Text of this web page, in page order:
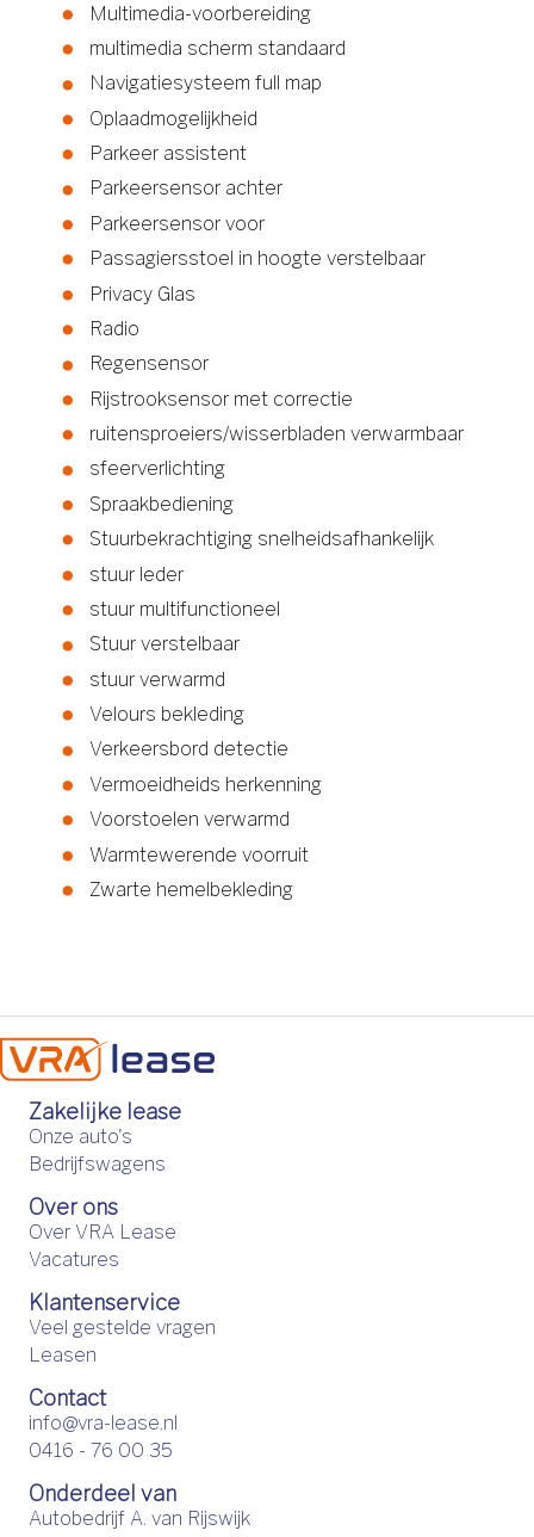
Multimedia-voorbereiding
multimedia scherm standaard
Navigatiesysteem full map
Oplaadmogelijkheid
Parkeer assistent
Parkeersensor achter
Parkeersensor voor
Passagiersstoel in hoogte verstelbaar
Privacy Glas
Radio
Regensensor
Rijstrooksensor met correctie
ruitensproeiers/wisserbladen verwarmbaar
sfeerverlichting
Spraakbediening
Stuurbekrachtiging snelheidsafhankelijk
stuur leder
stuur multifunctioneel
Stuur verstelbaar
stuur verwarmd
Velours bekleding
Verkeersbord detectie
Vermoeidheids herkenning
Voorstoelen verwarmd
Warmtewerende voorruit
Zwarte hemelbekleding
Zakelijke lease
Onze auto's
Bedrijfswagens
Over ons
Over VRA Lease
Vacatures
Klantenservice
Veel gestelde vragen
Leasen
Contact
info@vra-lease.nl
0416 - 76 00 35
Onderdeel van
Autobedrijf A. van Rijswijk